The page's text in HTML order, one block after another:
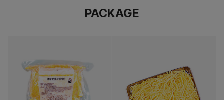
PACKAGE